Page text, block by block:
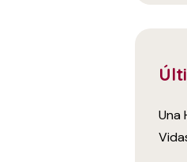
Una